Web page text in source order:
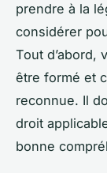
prendre à la
considérer
Tout d’abord,
être formé et
reconnue. Il
droit
bonne